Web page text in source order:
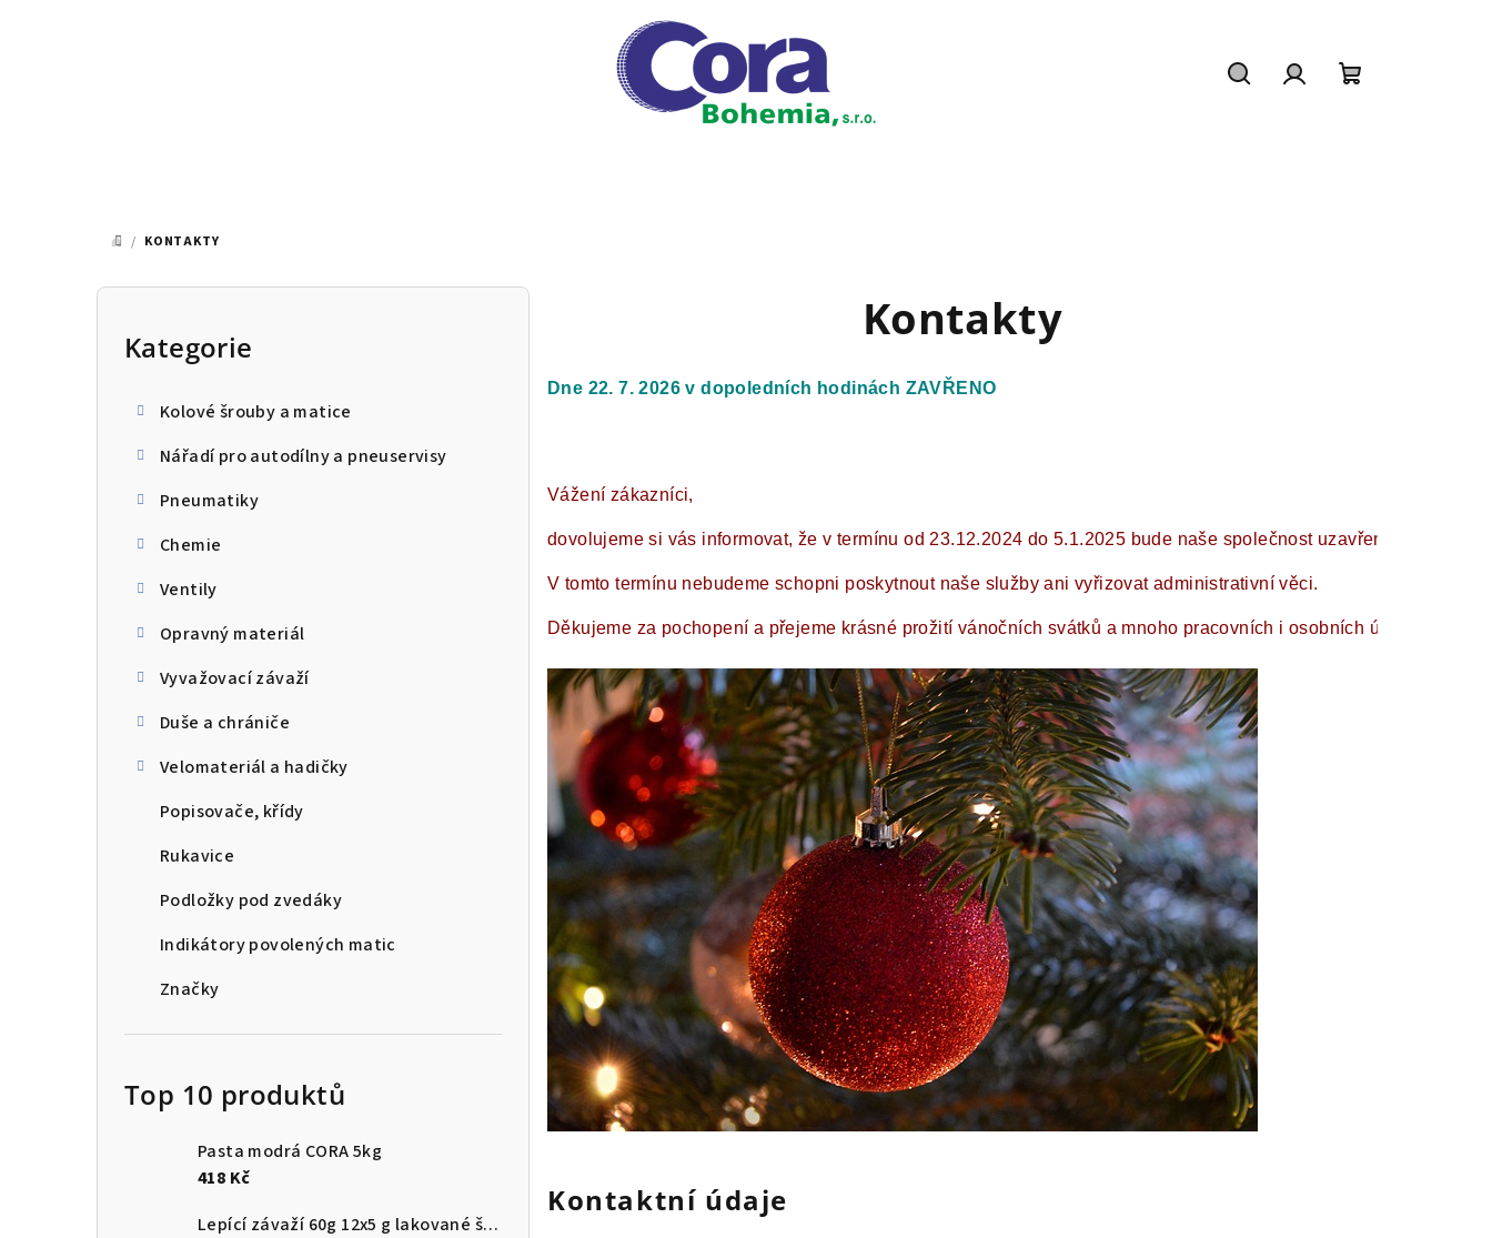
DOMŮ
/ KONTAKTY
P
Přeskočit
kategorie
Kategorie
Kolové šrouby a matice
Nářadí pro autodílny a pneuservisy
Pneumatiky
Chemie
Ventily
Opravný materiál
Vyvažovací závaží
Duše a chrániče
Velomateriál a hadičky
Popisovače, křídy
Rukavice
Podložky pod zvedáky
Indikátory povolených matic
Značky
Top 10 produktů
Pasta modrá CORA 5kg
418 Kč
Lepící závaží 60g 12x5 g lakované šedé
Kontakty
Dne 22. 7. 2026 v dopoledních hodinách ZAVŘENO
Vážení zákazníci,
dovolujeme si vás informovat, že v termínu od 23.12.2024 do 5.1.2025 bude naše společnost uzavřená.
V tomto termínu nebudeme schopni poskytnout naše služby ani vyřizovat administrativní věci.
Děkujeme za pochopení a přejeme krásné prožití vánočních svátků a mnoho pracovních i osobních úspěchů v
Kontaktní údaje